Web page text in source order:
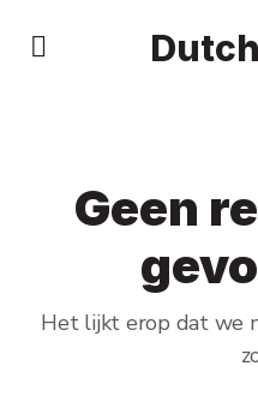
Geen
Het lijkt erop dat we